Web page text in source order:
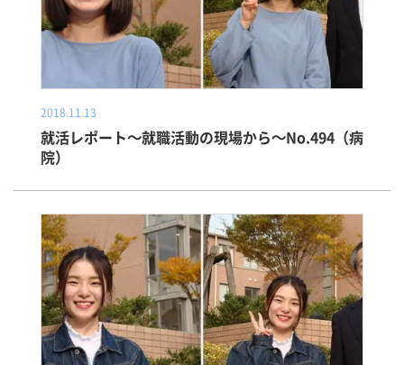
2018.11.13
就活レポート～就職活動の現場から～No.494（病
院）